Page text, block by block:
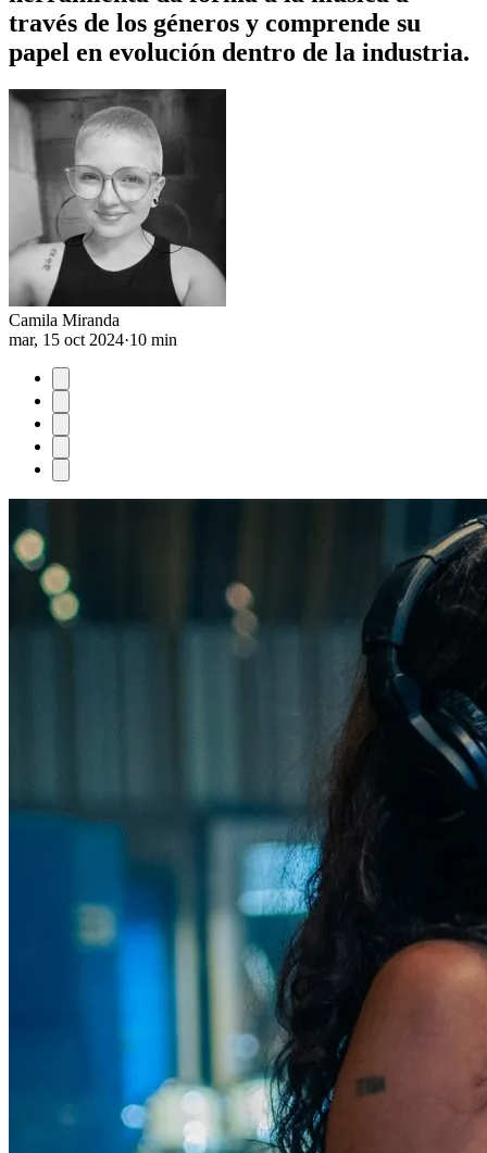
través de los géneros y comprende su
papel en evolución dentro de la industria.
Camila Miranda
mar, 15 oct 2024·10 min